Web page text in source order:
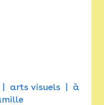
arts visuels
à